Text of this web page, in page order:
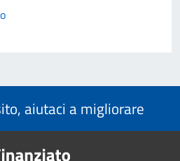
aiutaci a migliorare